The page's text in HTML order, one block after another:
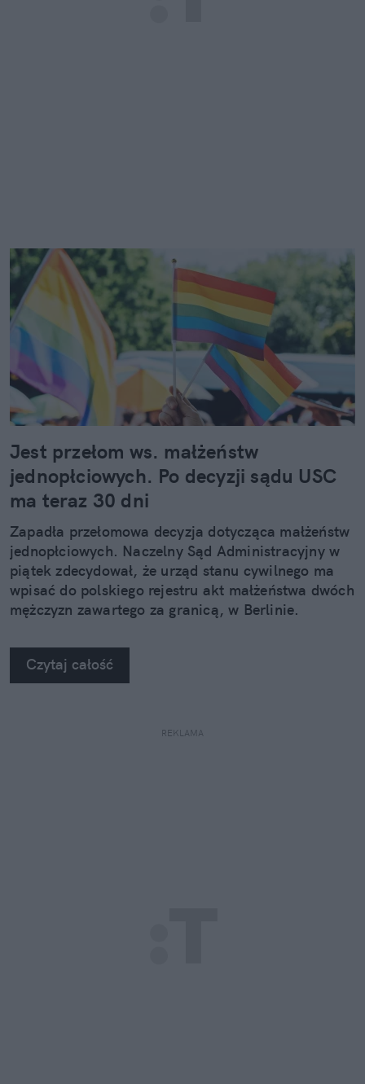
Jest przełom ws. małżeństw
jednopłciowych. Po decyzji sądu USC
ma teraz 30 dni
Zapadła przełomowa decyzja dotycząca małżeństw
jednopłciowych. Naczelny Sąd Administracyjny w
piątek zdecydował, że urząd stanu cywilnego ma
wpisać do polskiego rejestru akt małżeństwa dwóch
mężczyzn zawartego za granicą, w Berlinie.
Czytaj całość
REKLAMA